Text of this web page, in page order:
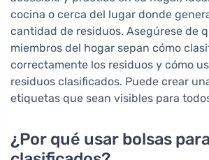
cocina o cerca del lugar donde
cantidad de residuos. Asegúrese de
miembros del hogar sepan cómo
correctamente los residuos y cómo
residuos clasificados. Puede crear
etiquetas que sean visibles para
¿Por qué usar bolsas